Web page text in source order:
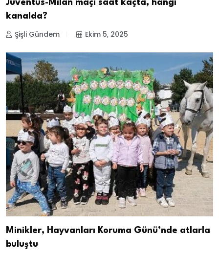
Juventus-Milan maçı saat kaçta, hangi
kanalda?
Şişli Gündem Ekim 5, 2025
Minikler, Hayvanları Koruma Günü’nde atlarla
buluştu